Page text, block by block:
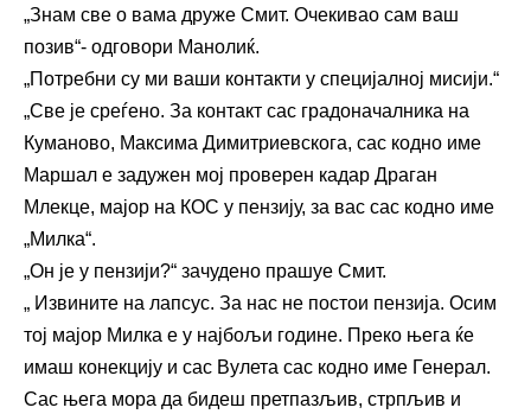
„Знам све о вама друже Смит. Очекивао сам ваш
позив“- одговори Манолиќ.
„Потребни су ми ваши контакти у специјалној мисији.“
„Све је среѓено. За контакт сас градоначалника на
Куманово, Максима Димитриевскога, сас кодно име
Маршал е задужен мој проверен кадар Драган
Млекце, мајор на КОС у пензију, за вас сас кодно име
„Милка“.
„Он је у пензији?“ зачудено прашуе Смит.
„ Извините на лапсус. За нас не постои пензија. Осим
тој мајор Милка е у најбољи године. Преко њега ќе
имаш конекцију и сас Вулета сас кодно име Генерал.
Сас њега мора да бидеш претпазљив, стрпљив и